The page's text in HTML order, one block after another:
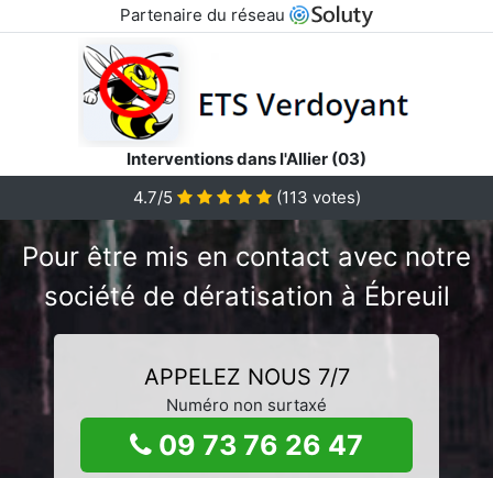
Partenaire du réseau
Interventions dans l'Allier (03)
4.7/5
(113 votes)
Pour être mis en contact avec notre
société de dératisation à Ébreuil
APPELEZ NOUS 7/7
Numéro non surtaxé
09 73 76 26 47